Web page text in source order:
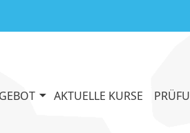
AKTUELLE KURSE